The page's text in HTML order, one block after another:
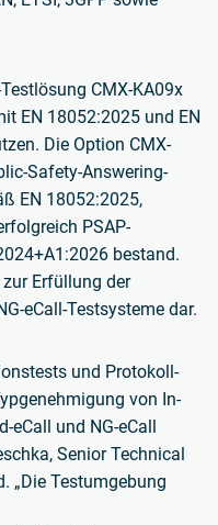
CMX-KA09x
EN 18052:2025 und EN
Die Option CMX-
Safety-Answering-
EN 18052:2025,
PSAP-
bestand.
Erfüllung der
eCall-Testsysteme dar.
und Protokoll-
von In-
eCall und NG-eCall
Senior Technical
„Die Testumgebung